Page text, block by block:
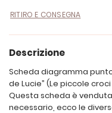
RITIRO E CONSEGNA
Descrizione
Scheda diagramma
de Lucie” (Le piccole
Questa scheda è
necessario, ecco le